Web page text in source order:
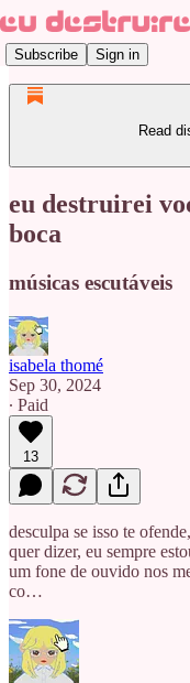
Subscribe Sign in
Read
eu destruirei
boca
músicas escutáveis
isabela thomé
Sep 30, 2024
∙ Paid
13
desculpa se isso te
quer dizer, eu sempre
um fone de ouvido nos
co…